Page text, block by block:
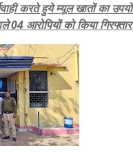
करते हुये म्यूल खातों का
04 आरोपियों को किया